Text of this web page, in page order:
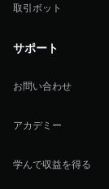
取引ボット
サポート
お問い合わせ
アカデミー
学んで収益を得る